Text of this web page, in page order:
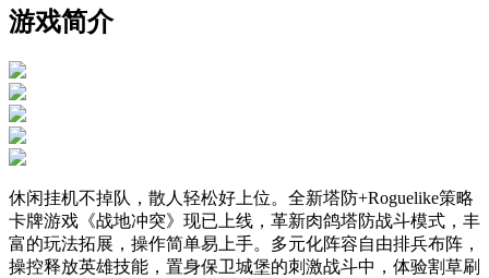
游戏简介
休闲挂机不掉队，散人轻松好上位。全新塔防+Roguelike策略
卡牌游戏《战地冲突》现已上线，革新肉鸽塔防战斗模式，丰
富的玩法拓展，操作简单易上手。多元化阵容自由排兵布阵，
操控释放英雄技能，置身保卫城堡的刺激战斗中，体验割草刷